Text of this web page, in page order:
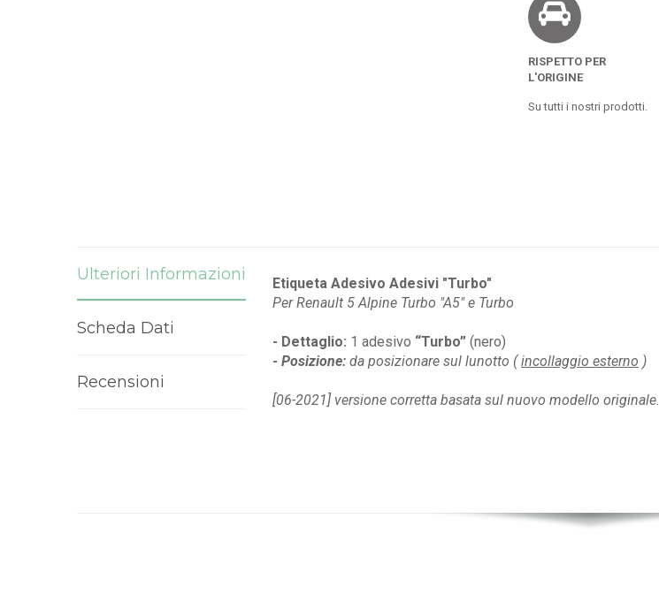
RISPETTO PER
L'ORIGINE
Su tutti i nostri prodotti.
Ulteriori Informazioni
Scheda Dati
Recensioni
Etiqueta Adesivo Adesivi "Turbo"
Per Renault 5 Alpine Turbo "A5" e Turbo
- Dettaglio: 1 adesivo “Turbo” (nero)
- Posizione: da posizionare sul lunotto (incollaggio esterno )
[06-2021] versione corretta basata sul nuovo modello originale.